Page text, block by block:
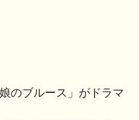
のブルース」がドラマ